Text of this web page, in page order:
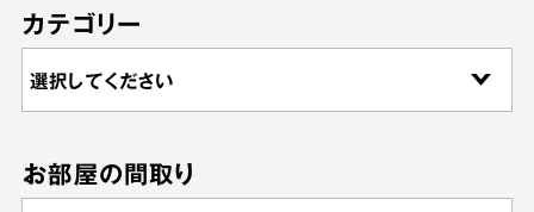
カテゴリー
お部屋の間取り